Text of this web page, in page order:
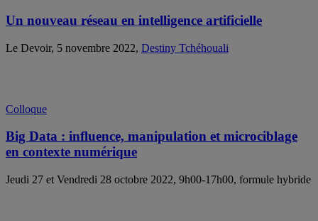
Un nouveau réseau en intelligence artificielle
Le Devoir, 5 novembre 2022, Destiny Tchéhouali
Colloque
Big Data : influence, manipulation et microciblage
en contexte numérique
Jeudi 27 et Vendredi 28 octobre 2022, 9h00-17h00, formule hybride